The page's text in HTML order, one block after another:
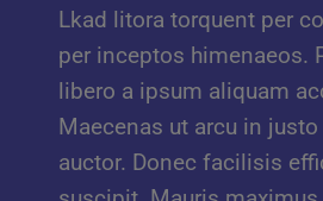
Lkad litora torquent per
per inceptos himenaeos.
libero a ipsum aliquam
Maecenas ut arcu in
auctor. Donec facilisis